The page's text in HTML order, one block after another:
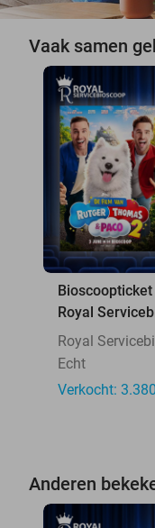
Vaak samen
Royal
Royal
Echt
Verkocht: 3.380
Anderen